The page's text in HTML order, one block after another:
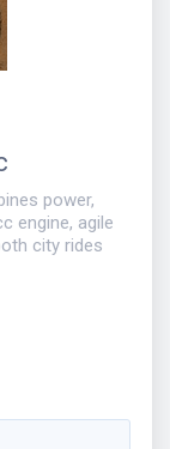
power,
engine, agile
city rides